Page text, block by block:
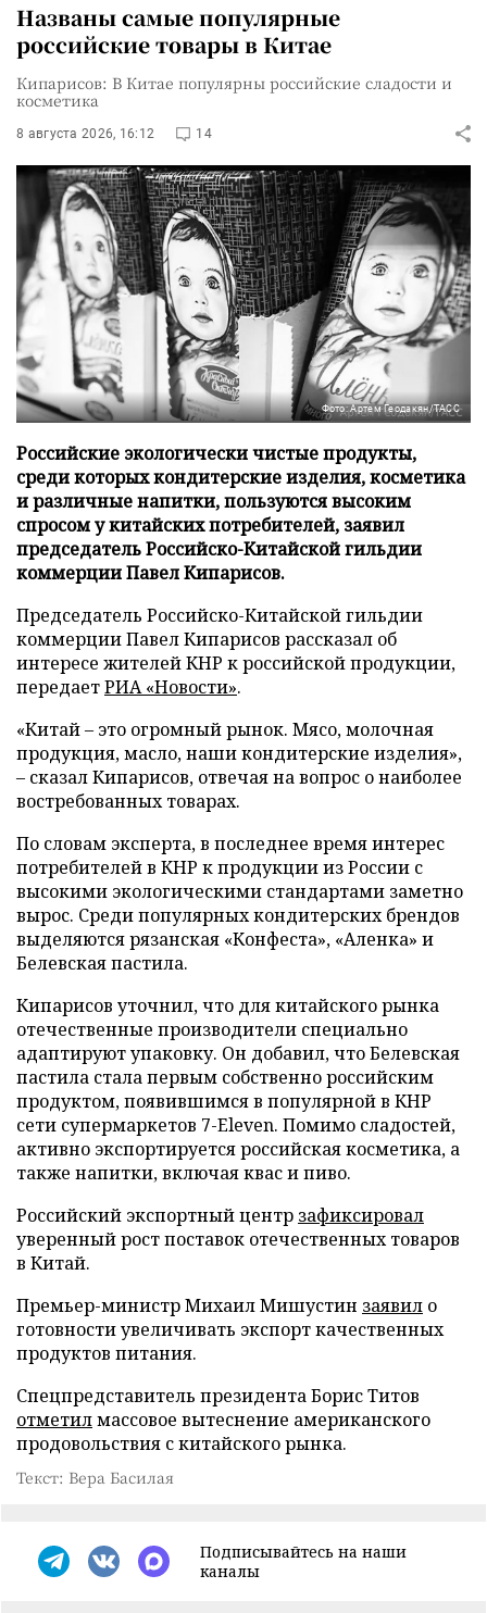
Названы самые популярные
российские товары в Китае
Кипарисов: В Китае популярны российские сладости и
косметика
8 августа 2026, 16:12 14
Фото: Артем Геодакян/ТАСС
Российские экологически чистые продукты,
среди которых кондитерские изделия, косметика
и различные напитки, пользуются высоким
спросом у китайских потребителей, заявил
председатель Российско-Китайской гильдии
коммерции Павел Кипарисов.
Председатель Российско-Китайской гильдии
коммерции Павел Кипарисов рассказал об
интересе жителей КНР к российской продукции,
передаетРИА «Новости».
«Китай – это огромный рынок. Мясо, молочная
продукция, масло, наши кондитерские изделия»,
– сказал Кипарисов, отвечая на вопрос о наиболее
востребованных товарах.
По словам эксперта, в последнее время интерес
потребителей в КНР к продукции из России с
высокими экологическими стандартами заметно
вырос. Среди популярных кондитерских брендов
выделяются рязанская «Конфеста», «Аленка» и
Белевская пастила.
Кипарисов уточнил, что для китайского рынка
отечественные производители специально
адаптируют упаковку. Он добавил, что Белевская
пастила стала первым собственно российским
продуктом, появившимся в популярной в КНР
сети супермаркетов 7-Eleven. Помимо сладостей,
активно экспортируется российская косметика, а
также напитки, включая квас и пиво.
Российский экспортный центр зафиксировал
уверенный рост поставок отечественных товаров
в Китай.
Премьер-министр Михаил Мишустин заявил о
готовности увеличивать экспорт качественных
продуктов питания.
Спецпредставитель президента Борис Титов
отметилмассовое вытеснение американского
продовольствия с китайского рынка.
Текст: Вера Басилая
Подписывайтесь на наши
каналы